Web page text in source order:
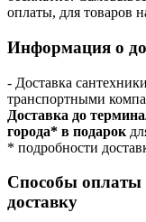
оплаты, для товаров
Информация о
- Доставка
транспортными
Доставка до
города* в подарок
* подробности
Способы оплаты
доставку